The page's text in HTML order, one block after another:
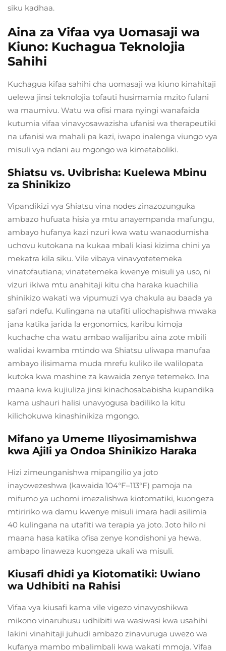
siku kadhaa.
Aina za Vifaa vya Uomasaji wa
Kiuno: Kuchagua Teknolojia
Sahihi
Kuchagua kifaa sahihi cha uomasaji wa kiuno kinahitaji
uelewa jinsi teknolojia tofauti husimamia mzito fulani
wa maumivu. Watu wa ofisi mara nyingi wanafaida
kutumia vifaa vinavyosawazisha ufanisi wa therapeutiki
na ufanisi wa mahali pa kazi, iwapo inalenga viungo vya
misuli vya ndani au mgongo wa kimetaboliki.
Shiatsu vs. Uvibrisha: Kuelewa Mbinu
za Shinikizo
Vipandikizi vya Shiatsu vina nodes zinazozunguka
ambazo hufuata hisia ya mtu anayempanda mafungu,
ambayo hufanya kazi nzuri kwa watu wanaodumisha
uchovu kutokana na kukaa mbali kiasi kizima chini ya
mekatra kila siku. Vile vibaya vinavyotetemeka
vinatofautiana; vinatetemeka kwenye misuli ya uso, ni
vizuri ikiwa mtu anahitaji kitu cha haraka kuachilia
shinikizo wakati wa vipumuzi vya chakula au baada ya
safari ndefu. Kulingana na utafiti uliochapishwa mwaka
jana katika jarida la ergonomics, karibu kimoja
kuchache cha watu ambao walijaribu aina zote mbili
walidai kwamba mtindo wa Shiatsu uliwapa manufaa
ambayo ilisimama muda mrefu kuliko ile walilopata
kutoka kwa mashine za kawaida zenye tetemeko. Ina
maana kwa kujiuliza jinsi kinachosababisha kupandika
kama ushauri halisi unavyogusa badiliko la kitu
kilichokuwa kinashinikiza mgongo.
Mifano ya Umeme Iliyosimamishwa
kwa Ajili ya Ondoa Shinikizo Haraka
Hizi zimeunganishwa mipangilio ya joto
inayowezeshwa (kawaida 104°F–113°F) pamoja na
mifumo ya uchomi imezalishwa kiotomatiki, kuongeza
mtiririko wa damu kwenye misuli imara hadi asilimia
40 kulingana na utafiti wa terapia ya joto. Joto hilo ni
maana hasa katika ofisa zenye kondishoni ya hewa,
ambapo linaweza kuongeza ukali wa misuli.
Kiusafi dhidi ya Kiotomatiki: Uwiano
wa Udhibiti na Rahisi
Vifaa vya kiusafi kama vile vigezo vinavyoshikwa
mikono vinaruhusu udhibiti wa wasiwasi kwa usahihi
lakini vinahitaji juhudi ambazo zinavuruga uwezo wa
kufanya mambo mbalimbali kwa wakati mmoja. Vifaa